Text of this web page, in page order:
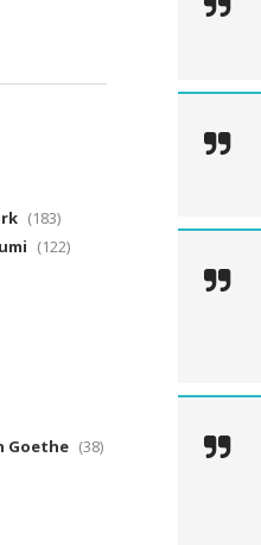
(183)
(122)
Goethe (38)